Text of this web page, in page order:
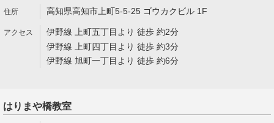
高知県高知市上町5-5-25 ゴウカクビル 1F
伊野線 上町五丁目より 徒歩 約2分
伊野線 上町四丁目より 徒歩 約3分
伊野線 旭町一丁目より 徒歩 約6分
はりまや橋教室